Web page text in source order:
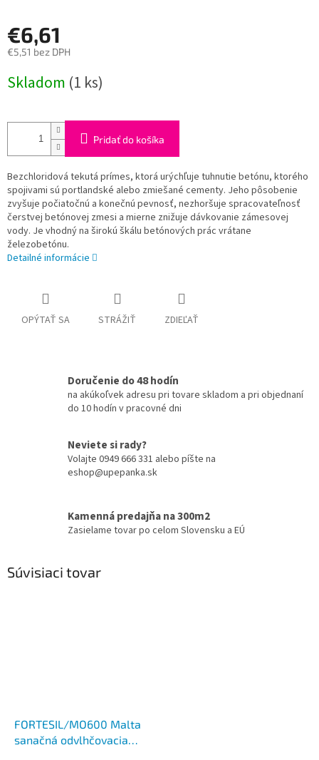
€6,61
€5,51 bez DPH
cena:
Skladom (1 ks)
Pridať do košíka
Bezchloridová tekutá prímes, ktorá urýchľuje tuhnutie betónu, ktorého
spojivami sú portlandské alebo zmiešané cementy. Jeho pôsobenie
zvyšuje počiatočnú a konečnú pevnosť, nezhoršuje spracovateľnosť
čerstvej betónovej zmesi a mierne znižuje dávkovanie zámesovej
vody. Je vhodný na širokú škálu betónových prác vrátane
železobetónu.
Detailné informácie
OPÝTAŤ SA STRÁŽIŤ ZDIEĽAŤ
Doručenie do 48 hodín
na akúkoľvek adresu pri tovare skladom a pri objednaní
do 10 hodín v pracovné dni
Neviete si rady?
Volajte 0949 666 331 alebo píšte na
eshop@upepanka.sk
Kamenná predajňa na 300m2
Zasielame tovar po celom Slovensku a EÚ
Súvisiaci tovar
FORTESIL/MO600 Malta
sanačná odvlhčovacia